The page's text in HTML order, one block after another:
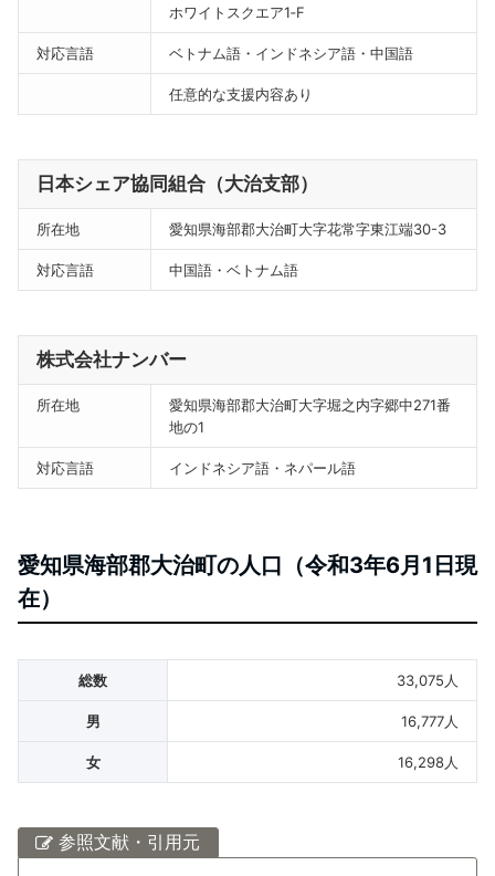
ホワイトスクエア1‐F
対応言語 ベトナム語・インドネシア語・中国語
任意的な支援内容あり
日本シェア協同組合（大治支部）
所在地 愛知県海部郡大治町大字花常字東江端30-3
対応言語 中国語・ベトナム語
株式会社ナンバー
所在地
愛知県海部郡大治町大字堀之内字郷中271番
地の1
対応言語 インドネシア語・ネパール語
愛知県海部郡大治町の人口（令和3年6月1日現
在）
総数 33,075人
男 16,777人
女 16,298人
参照文献・引用元